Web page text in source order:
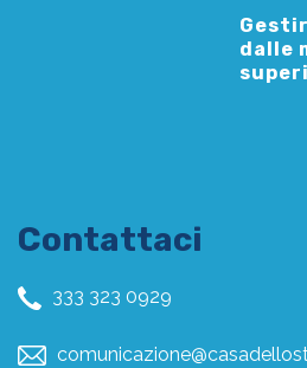
dalle
Contattaci
333 323 0929